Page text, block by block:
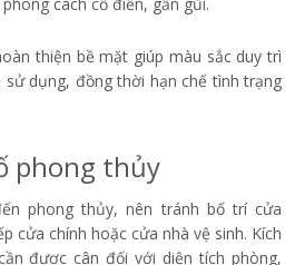
cách nhiệt, diện tích phòng, màu
và ổn định về nhiệt độ để tạo cảm
vậy, nên ưu tiên cửa có hệ gioăng
cấu khung chắc chắn để hạn chế
với bên ngoài.